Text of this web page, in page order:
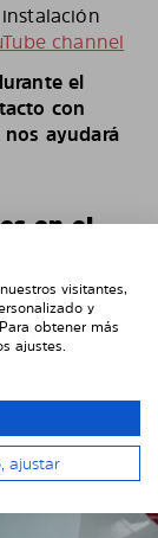
channel
el
con
ayudará
en el
visitantes,
y
obtener más
ajustes.
ajustar